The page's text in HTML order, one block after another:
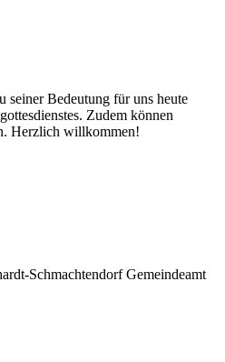
seiner Bedeutung für uns heute
Zudem können
Herzlich willkommen!
Schmachtendorf Gemeindeamt